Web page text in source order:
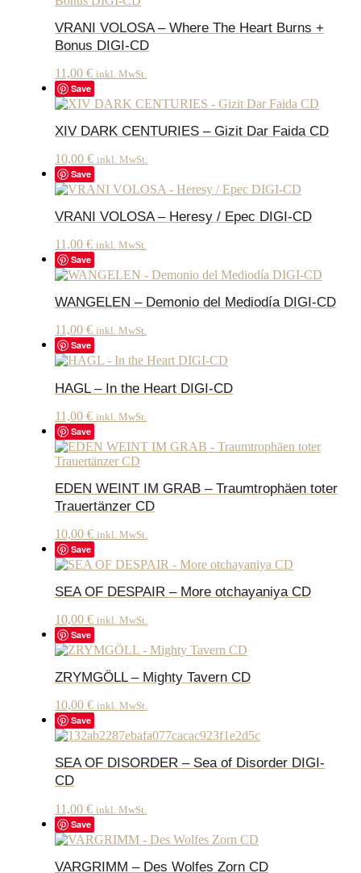
VRANI VOLOSA – Where The Heart Burns +
Bonus DIGI-CD
11,00 € inkl. MwSt.
Save
XIV DARK CENTURIES – Gizit Dar Faida CD
10,00 € inkl. MwSt.
Save
VRANI VOLOSA – Heresy / Epec DIGI-CD
11,00 € inkl. MwSt.
Save
WANGELEN – Demonio del Mediodía DIGI-CD
11,00 € inkl. MwSt.
Save
HAGL – In the Heart DIGI-CD
11,00 € inkl. MwSt.
Save
EDEN WEINT IM GRAB – Traumtrophäen toter
Trauertänzer CD
10,00 € inkl. MwSt.
Save
SEA OF DESPAIR – More otchayaniya CD
10,00 € inkl. MwSt.
Save
ZRYMGÖLL – Mighty Tavern CD
10,00 € inkl. MwSt.
Save
SEA OF DISORDER – Sea of Disorder DIGI-
CD
11,00 € inkl. MwSt.
Save
VARGRIMM – Des Wolfes Zorn CD